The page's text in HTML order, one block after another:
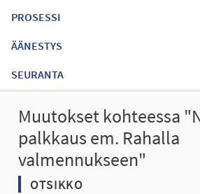
PROSESSI
ÄÄNESTYS
SEURANTA
Muutokset kohteessa
palkkaus em. Rahalla
valmennukseen"
OTSIKKO